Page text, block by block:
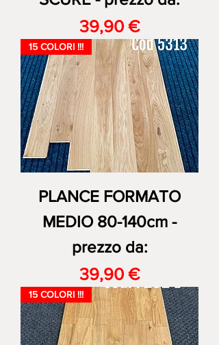
Prezzo
39,90 €
15 COLORI !!!
PLANCE FORMATO
MEDIO 80-140cm -
prezzo da:
Prezzo
39,90 €
15 COLORI !!!